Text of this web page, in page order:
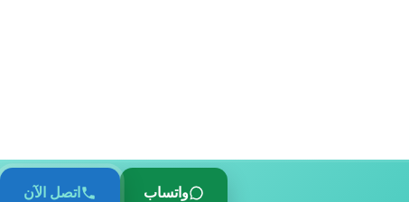
واتساب اتصل الآن